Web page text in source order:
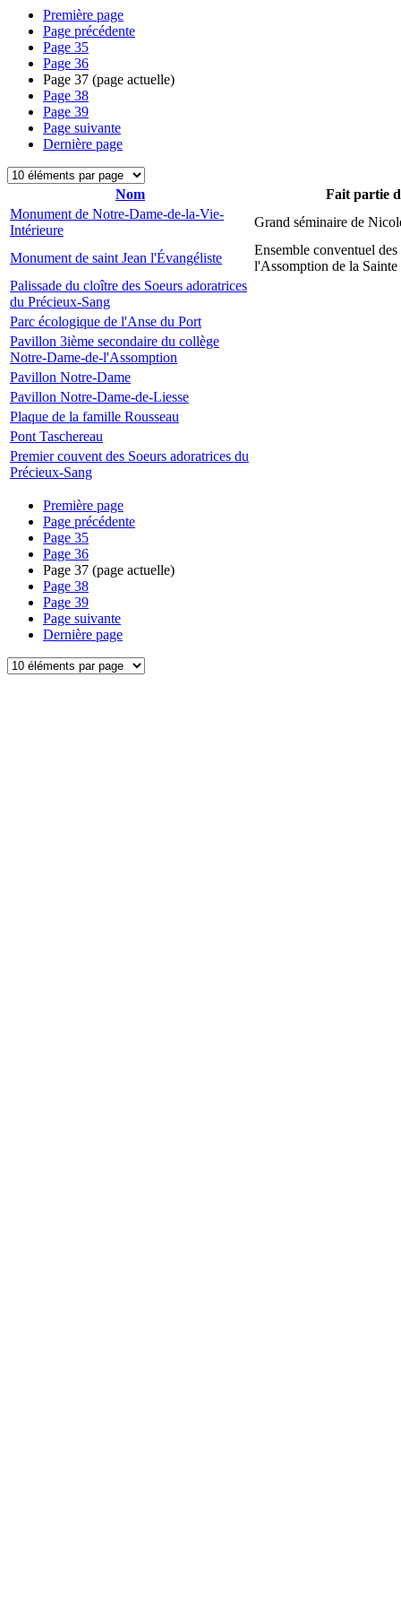
Première page
Page précédente
Page 35
Page 36
Page 37 (page actuelle)
Page 38
Page 39
Page suivante
Dernière page
Nom
Fait partie
Monument de Notre-Dame-de-la-Vie-
Intérieure
Grand séminaire de
Monument de saint Jean l'Évangéliste
Ensemble conventuel des
l'Assomption de la
Palissade du cloître des Soeurs adoratrices
du Précieux-Sang
Parc écologique de l'Anse du Port
Pavillon 3ième secondaire du collège
Notre-Dame-de-l'Assomption
Pavillon Notre-Dame
Pavillon Notre-Dame-de-Liesse
Plaque de la famille Rousseau
Pont Taschereau
Premier couvent des Soeurs adoratrices du
Précieux-Sang
Première page
Page précédente
Page 35
Page 36
Page 37 (page actuelle)
Page 38
Page 39
Page suivante
Dernière page